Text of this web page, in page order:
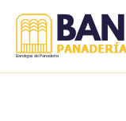
contenido
Bandejas de Panaderia